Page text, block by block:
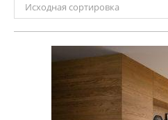
Исходная сортировка